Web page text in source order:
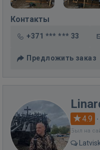
Контакты
+371 *** *** 33
Предложить заказ
4.9 ·
Был на